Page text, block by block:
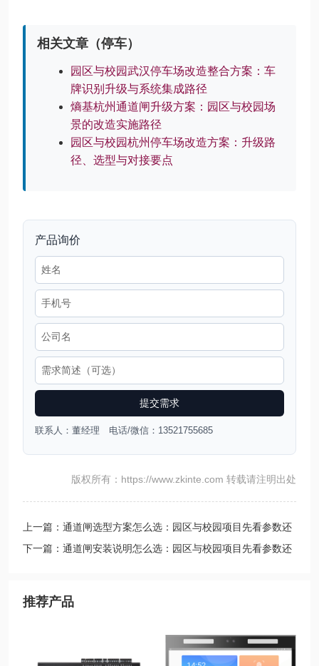
相关文章（停车）
园区与校园武汉停车场改造整合方案：车
牌识别升级与系统集成路径
熵基杭州通道闸升级方案：园区与校园场
景的改造实施路径
园区与校园杭州停车场改造方案：升级路
径、选型与对接要点
产品询价
提交需求
联系人：董经理 电话/微信：13521755685
版权所有：https://www.zkinte.com 转载请注明出处
上一篇：通道闸选型方案怎么选：园区与校园项目先看参数还
是先看兼容
下一篇：通道闸安装说明怎么选：园区与校园项目先看参数还
推荐产品